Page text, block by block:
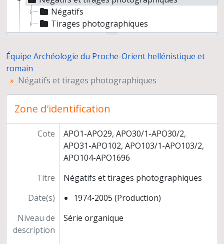
Négatifs
Tirages photographiques
Dossiers d'étude
Documentation
Équipe Archéologie du Proche-Orient hellénistique et
romain
Négatifs et tirages photographiques
Zone d'identification
Cote
APO1-APO29, APO30/1-APO30/2,
APO31-APO102, APO103/1-APO103/2,
APO104-APO1696
Titre
Négatifs et tirages photographiques
Date(s)
1974-2005 (Production)
Niveau de
description
Série organique